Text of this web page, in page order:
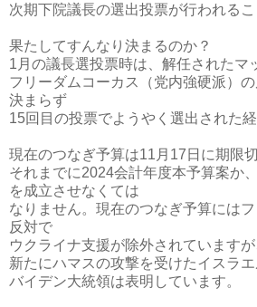
次期下院議長の選出投票が行われるこ
果たしてすんなり決まるのか？
1月の議長選投票時は、解任されたマ
フリーダムコーカス（党内強硬派）
決まらず
15回目の投票でようやく選出された経
現在のつなぎ予算は11月17日に期限
それまでに2024会計年度本予算案か
を成立させなくては
なりません。現在のつなぎ予算には
反対で
ウクライナ支援が除外されていますが
新たにハマスの攻撃を受けたイスラ
バイデン大統領は表明しています。